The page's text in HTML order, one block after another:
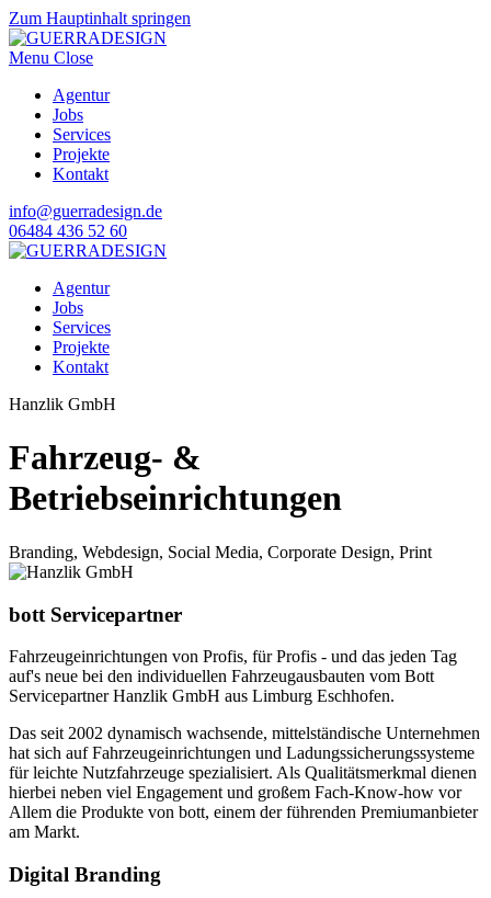
Zum Hauptinhalt springen
Menu Close
Agentur
Jobs
Services
Projekte
Kontakt
info@guerradesign.de
06484 436 52 60
Agentur
Jobs
Services
Projekte
Kontakt
Hanzlik GmbH
Fahrzeug- &
Betriebseinrichtungen
Branding, Webdesign, Social Media, Corporate Design, Print
bott Servicepartner
Fahrzeugeinrichtungen von Profis, für Profis - und das jeden Tag
auf's neue bei den individuellen Fahrzeugausbauten vom Bott
Servicepartner Hanzlik GmbH aus Limburg Eschhofen.
Das seit 2002 dynamisch wachsende, mittelständische Unternehmen
hat sich auf Fahrzeugeinrichtungen und Ladungssicherungssysteme
für leichte Nutzfahrzeuge spezialisiert. Als Qualitätsmerkmal dienen
hierbei neben viel Engagement und großem Fach-Know-how vor
Allem die Produkte von bott, einem der führenden Premiumanbieter
am Markt.
Digital Branding